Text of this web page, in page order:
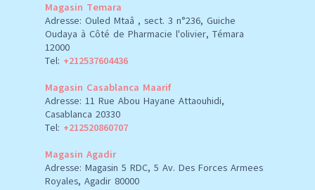
Magasin Temara
Adresse: Ouled Mtaâ , sect. 3 n°236, Guiche
Oudaya à Côté de Pharmacie l'olivier, Témara
12000
Tel: +212537604436
Magasin Casablanca Maarif
Adresse: 11 Rue Abou Hayane Attaouhidi,
Casablanca 20330
Tel: +212520860707
Magasin Agadir
Adresse: Magasin 5 RDC, 5 Av. Des Forces Armees
Royales, Agadir 80000